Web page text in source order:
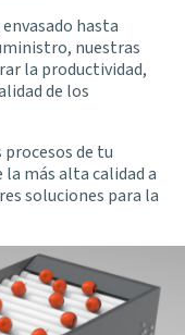
hasta
nuestras
la productividad,
de los
de tu
más alta calidad a
soluciones para la